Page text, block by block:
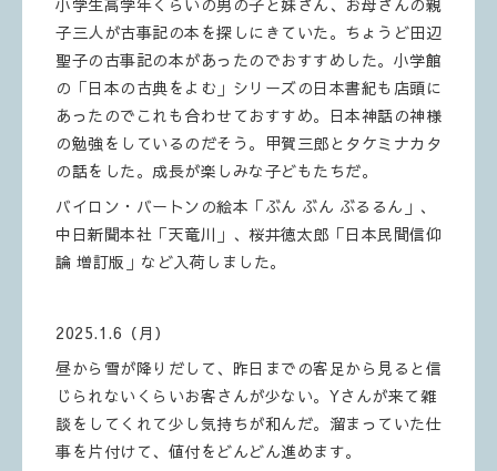
小学生高学年くらいの男の子と妹さん、お母さんの親
子三人が古事記の本を探しにきていた。ちょうど田辺
聖子の古事記の本があったのでおすすめした。小学館
の「日本の古典をよむ」シリーズの日本書紀も店頭に
あったのでこれも合わせておすすめ。日本神話の神様
の勉強をしているのだそう。甲賀三郎とタケミナカタ
の話をした。成長が楽しみな子どもたちだ。
バイロン・バートンの絵本「ぶん ぶん ぶるるん」、
中日新聞本社「天竜川」、桜井徳太郎「日本民間信仰
論 増訂版」など入荷しました。
2025.1.6（月）
昼から雪が降りだして、昨日までの客足から見ると信
じられないくらいお客さんが少ない。Yさんが来て雑
談をしてくれて少し気持ちが和んだ。溜まっていた仕
事を片付けて、値付をどんどん進めます。